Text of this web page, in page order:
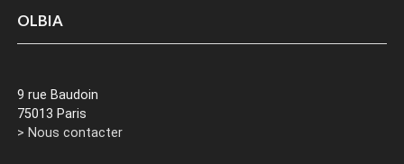
OLBIA
9 rue Baudoin
75013 Paris
> Nous contacter